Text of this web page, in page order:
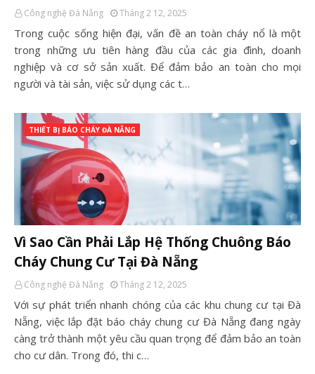
Công nghệ Đà Nẵng Tháng 2 12, 2025
Trong cuộc sống hiện đại, vấn đề an toàn cháy nổ là một
trong những ưu tiên hàng đầu của các gia đình, doanh
nghiệp và cơ sở sản xuất. Để đảm bảo an toàn cho mọi
người và tài sản, việc sử dụng các t…
THIẾT BỊ BÁO CHÁY ĐÀ NẴNG
Vì Sao Cần Phải Lắp Hệ Thống Chuông Báo
Cháy Chung Cư Tại Đà Nẵng
Công nghệ Đà Nẵng Tháng 2 12, 2025
Với sự phát triển nhanh chóng của các khu chung cư tại Đà
Nẵng, việc lắp đặt báo cháy chung cư Đà Nẵng đang ngày
càng trở thành một yêu cầu quan trọng để đảm bảo an toàn
cho cư dân. Trong đó, thi c…